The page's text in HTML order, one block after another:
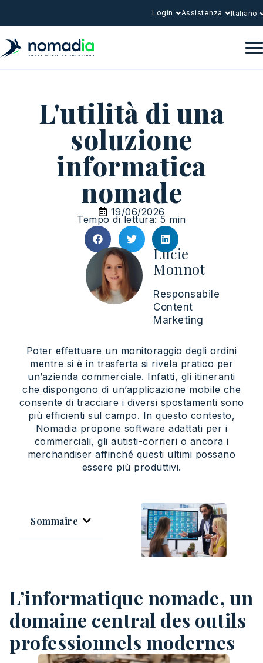
Login Assistenza Italiano
L'utilità di una
soluzione
informatica
nomade
19/06/2026
Tempo di lettura: 5 min
Lucie
Monnot
Responsabile
Content
Marketing
Poter effettuare un monitoraggio degli ordini
mentre si è in trasferta si rivela pratico per
un’azienda commerciale. Infatti, gli itineranti
che dispongono di un’applicazione mobile che
consente di tracciare i diversi spostamenti sono
più efficienti sul campo. In questo contesto,
Nomadia propone software adattati per i
commerciali, gli autisti-corrieri o ancora i
merchandiser affinché questi ultimi possano
essere più produttivi.
Sommaire
L’informatique nomade, un
domaine central des outils
professionnels modernes